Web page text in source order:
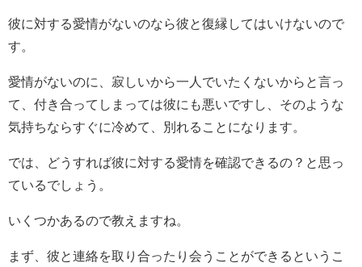
彼に対する愛情がないのなら彼と復縁してはいけないので
す。
愛情がないのに、寂しいから一人でいたくないからと言っ
て、付き合ってしまっては彼にも悪いですし、そのような
気持ちならすぐに冷めて、別れることになります。
では、どうすれば彼に対する愛情を確認できるの？と思っ
ているでしょう。
いくつかあるので教えますね。
まず、彼と連絡を取り合ったり会うことができるというこ